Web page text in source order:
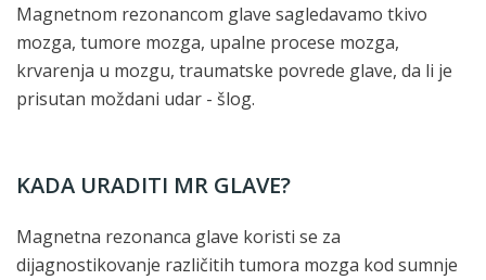
Magnetnom rezonancom glave sagledavamo tkivo
mozga, tumore mozga, upalne procese mozga,
krvarenja u mozgu, traumatske povrede glave, da li je
prisutan moždani udar - šlog.
KADA URADITI MR GLAVE?
Magnetna rezonanca glave koristi se za
dijagnostikovanje različitih tumora mozga kod sumnje